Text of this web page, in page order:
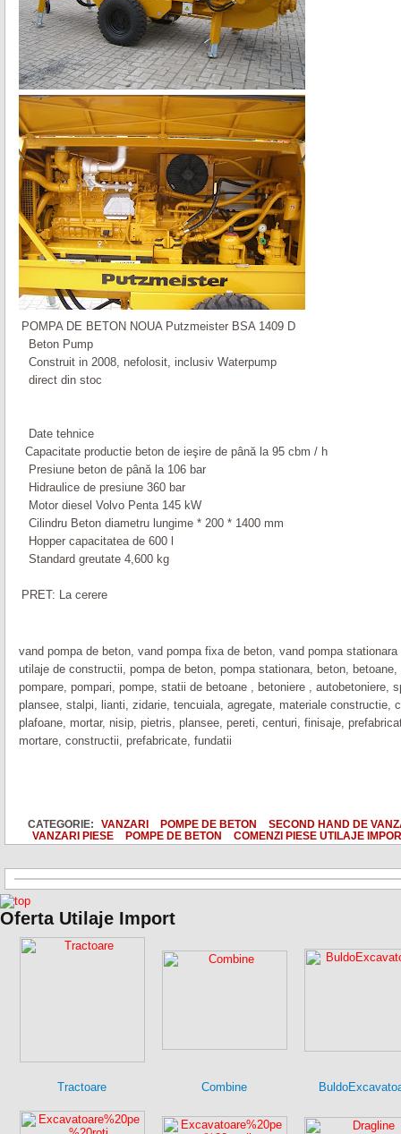
POMPA DE BETON NOUA Putzmeister BSA 1409 D
Beton Pump
Construit in 2008, nefolosit, inclusiv Waterpump
direct din stoc
Date tehnice
Capacitate productie beton de ieşire de până la 95 cbm / h
Presiune beton de până la 106 bar
Hidraulice de presiune 360 bar
Motor diesel Volvo Penta 145 kW
Cilindru Beton diametru lungime * 200 * 1400 mm
Hopper capacitatea de 600 l
Standard greutate 4,600 kg
PRET: La cerere
vand pompa de beton, vand pompa fixa de beton, vand pompa
utilaje de constructii, pompa de beton, pompa stationara, beton,
pompare, pompari, pompe, statii de betoane , betoniere , autobetoniere,
plansee, stalpi, lianti, zidarie, tencuiala, agregate, materiale constructie,
plafoane, mortar, nisip, pietris, plansee, pereti, centuri, finisaje,
mortare, constructii, prefabricate, fundatii
CATEGORIE: VANZARI POMPE DE BETON
SECOND HAND DE
VANZARI PIESE
POMPE DE BETON COMENZI PIESE UTILAJE
Oferta Utilaje Import
Tractoare Combine